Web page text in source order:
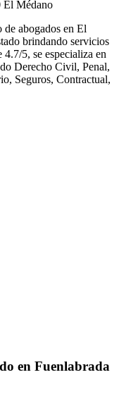
El Médano
de abogados en El
brindando servicios
5, se especializa en
Derecho Civil, Penal,
Seguros, Contractual,
en Fuenlabrada